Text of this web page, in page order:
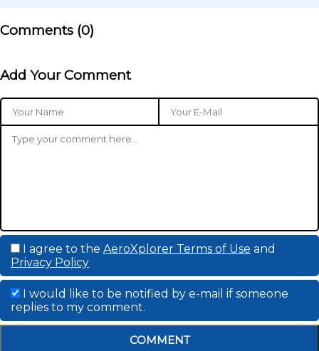
Comments (0)
Add Your Comment
I agree to the AeroXplorer Terms of Use and
Privacy Policy
I would like to be notified by e-mail if someone
replies to my comment.
COMMENT